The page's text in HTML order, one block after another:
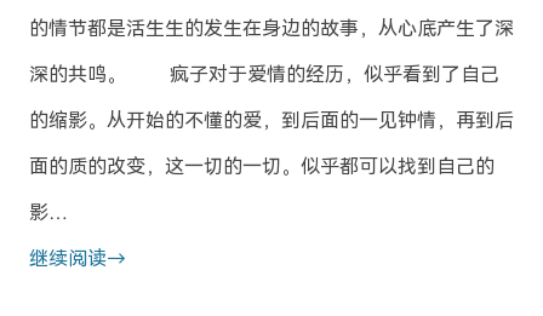
的情节都是活生生的发生在身边的故事，从心底产生了深
深的共鸣。 疯子对于爱情的经历，似乎看到了自己
的缩影。从开始的不懂的爱，到后面的一见钟情，再到后
面的质的改变，这一切的一切。似乎都可以找到自己的
影…
继续阅读→